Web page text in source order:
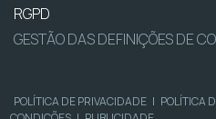
RGPD
GESTÃO DAS DEFINIÇÕES DE
POLÍTICA DE PRIVACIDADE | POLÍTICA